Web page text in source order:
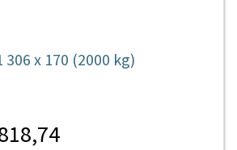
x 170 (2000 kg)